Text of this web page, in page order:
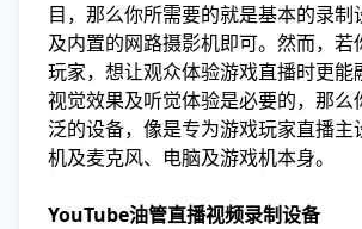
目，那么你所需要的就是基本的录制
及内置的网路摄影机即可。然而，若
玩家，想让观众体验游戏直播时更能
视觉效果及听觉体验是必要的，那么
泛的设备，像是专为游戏玩家直播主
机及麦克风、电脑及游戏机本身。
YouTube油管直播视频录制设备